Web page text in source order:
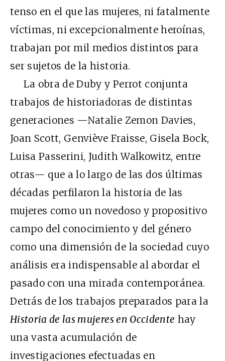
tenso en el que las mujeres, ni fatalmente
víctimas, ni excepcionalmente heroínas,
trabajan por mil medios distintos para
ser sujetos de la historia.
La obra de Duby y Perrot conjunta
trabajos de historiadoras de distintas
generaciones —Natalie Zemon Davies,
Joan Scott, Genviève Fraisse, Gisela Bock,
Luisa Passerini, Judith Walkowitz, entre
otras— que a lo largo de las dos últimas
décadas perfilaron la historia de las
mujeres como un novedoso y propositivo
campo del conocimiento y del género
como una dimensión de la sociedad cuyo
análisis era indispensable al abordar el
pasado con una mirada contemporánea.
Detrás de los trabajos preparados para la
Historia de las mujeres en Occidente hay
una vasta acumulación de
investigaciones efectuadas en